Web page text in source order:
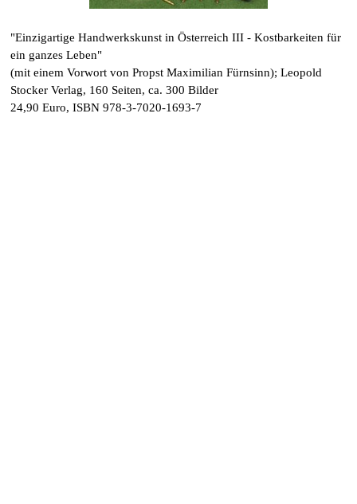
"Einzigartige Handwerkskunst in Österreich III - Kostbarkeiten für
ein ganzes Leben"
(mit einem Vorwort von Propst Maximilian Fürnsinn); Leopold
Stocker Verlag, 160 Seiten, ca. 300 Bilder
24,90 Euro, ISBN 978-3-7020-1693-7